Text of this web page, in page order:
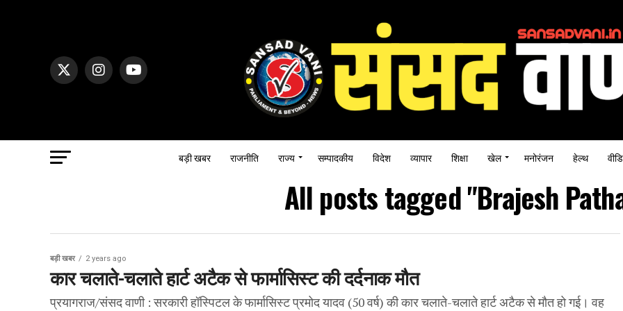
बड़ी खबर राजनीति राज्य सम्पादकीय विदेश व्यापार शिक्षा खेल मनोरंजन हेल्थ
All posts tagged "Brajesh
बड़ी खबर 2 years ago
कार चलाते-चलाते हार्ट अटैक से फार्मासिस्ट की दर्दनाक मौत
प्रयागराज/संसद वाणी : सरकारी हॉस्पिटल के फार्मासिस्ट प्रमोद यादव (50 वर्ष) की कार चलाते-चलाते हार्ट अटैक से मौत हो गई। वह